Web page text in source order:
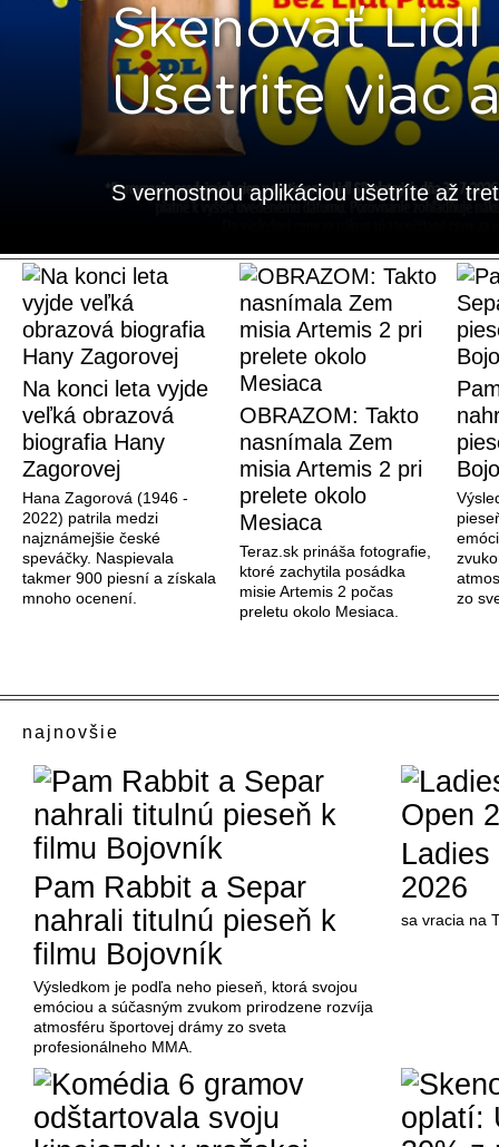
Skenovať
Ušetrite viac
S vernostnou aplikáciou ušetríte až
Na konci leta vyjde
veľká obrazová
biografia Hany
Zagorovej
Hana Zagorová (1946 -
2022) patrila medzi
najznámejšie české
speváčky. Naspievala
takmer 900 piesní a získala
mnoho ocenení.
OBRAZOM: Takto
nasnímala Zem
misia Artemis 2 pri
prelete okolo
Mesiaca
Teraz.sk prináša fotografie,
ktoré zachytila posádka
misie Artemis 2 počas
preletu okolo Mesiaca.
zo
najnovšie
Pam Rabbit a Separ
nahrali titulnú pieseň k
filmu Bojovník
Výsledkom je podľa neho pieseň, ktorá svojou
emóciou a súčasným zvukom prirodzene rozvíja
atmosféru športovej drámy zo sveta
profesionálneho MMA.
2026
sa vracia na